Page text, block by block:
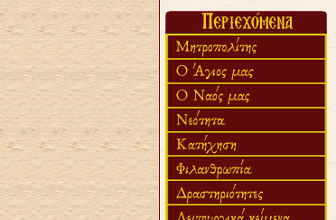
«πολύ αργά».
Ζητείται....